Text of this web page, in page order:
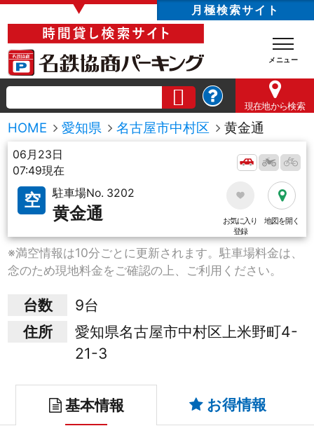
▼ 月極検索サイト
現在地から検索
HOME 愛知県 名古屋市中村区 黄金通
06月23日
07:49現在
空 駐車場No. 3202
黄金通
お気に入り
登録
地図を開く
※満空情報は10分ごとに更新されます。駐車場料金は、
念のため現地料金をご確認の上、ご利用ください。
台数
9台
住所
愛知県名古屋市中村区上米野町4-
21-3
基本情報 お得情報